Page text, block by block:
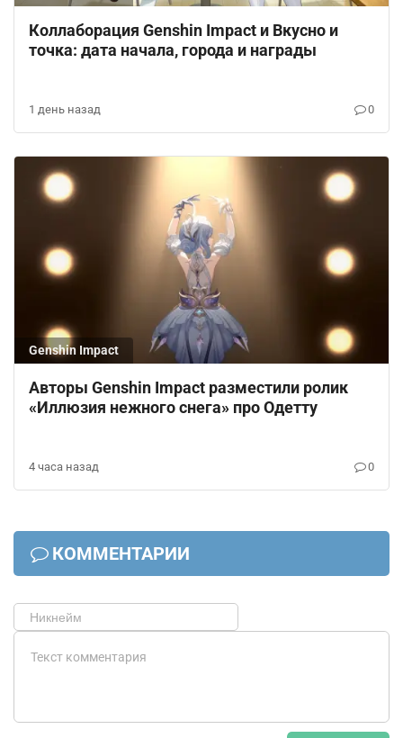
Коллаборация Genshin Impact и Вкусно и
точка: дата начала, города и награды
1 день назад 0
Genshin Impact
Авторы Genshin Impact разместили ролик
«Иллюзия нежного снега» про Одетту
4 часа назад 0
КОММЕНТАРИИ